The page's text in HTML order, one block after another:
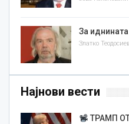
За
Најнови вести
ТРАМП